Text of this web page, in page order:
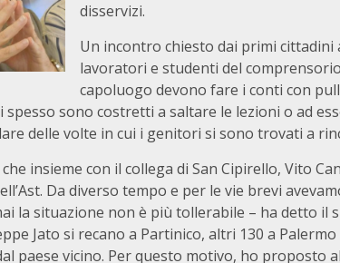
disservizi.
Un incontro chiesto dai primi
lavoratori e studenti del
capoluogo devono fare i conti con
sono costretti a saltare le lezioni o ad
delle volte in cui i genitori si sono trovati a
insieme con il collega di San Cipirello, Vito
Da diverso tempo e per le vie brevi
la situazione non è più tollerabile – ha detto il
Jato si recano a Partinico, altri 130 a
paese vicino. Per questo motivo, ho proposto